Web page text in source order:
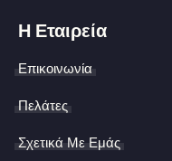
Η Εταιρεία
Επικοινωνία
Πελάτες
Σχετικά Με Εμάς